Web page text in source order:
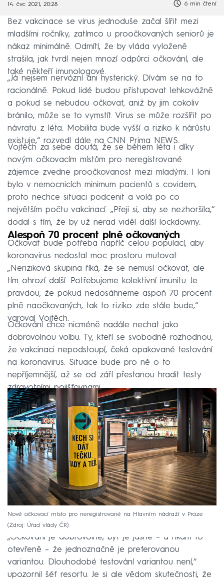
14. čvc 2021, 20:28 6 min čtení
Bez vakcinace se virus jednoduše začal šířit mezi
mladšími ročníky, zatímco u proočkovaných seniorů je
nákaz minimálně. Odmítl, že by vláda vyloženě
strašila, jak tvrdí nejen mnozí odpůrci očkování, ale
také někteří imunologové.
„Já nejsem nervózní ani hysterický. Dívám se na to
racionálně. Pokud lidé budou přistupovat lehkovážně
a pokud se nebudou očkovat, aniž by jim cokoliv
bránilo, může se to vymstít. Virus se může rozšířit po
návratu z léta. Mobilita bude vyšší a riziko k nárůstu
existuje,“ rozvedl dále na CNN Prima NEWS.
Vojtěch za sebe doufá, že se během léta i díky
novým očkovacím místům pro neregistrované
zájemce zvedne proočkovanost mezi mladými. I loni
bylo v nemocnicích minimum pacientů s covidem,
proto nechce situaci podcenit a volá po co
největším počtu vakcinací. „Přeji si, aby se nezhoršila,“
dodal s tím, že by už nerad viděl další lockdowny.
Alespoň 70 procent plně očkovaných
Očkovat bude potřeba napříč celou populací, aby
koronavirus nedostal moc prostoru mutovat.
„Neriziková skupina říká, že se nemusí očkovat, ale
tím ohrozí další. Potřebujeme kolektivní imunitu. Je
pravdou, že pokud nedosáhneme aspoň 70 procent
plně naočkovaných, tak to riziko zde stále bude,“
varoval Vojtěch.
Očkování chce nicméně nadále nechat jako
dobrovolnou volbu. Ty, kteří se svobodně rozhodnou,
že vakcinaci nepodstoupí, čeká opakované testování
na koronavirus. Situace bude pro ně o to
nepříjemnější, až se od září přestanou hradit testy
zdravotními pojišťovnami.
Nové očkovací místo pro neregistrované na Hlavním nádraží v Praze
Zdroj: Úřad vlády ČR
„Očkování je dobrovolné, byť je jasné – a říkám to
otevřeně – že jednoznačně je preferovanou
variantou. Dlouhodobé testování variantou není,“
upozornil šéf resortu. Je si ale vědom skutečnosti, že